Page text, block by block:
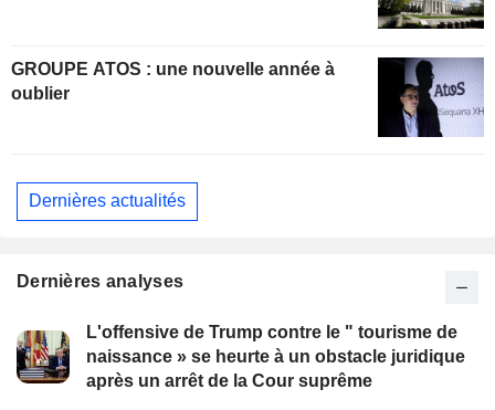
GROUPE ATOS : une nouvelle année à
oublier
Dernières actualités
Dernières analyses
L'offensive de Trump contre le " tourisme de
naissance » se heurte à un obstacle juridique
après un arrêt de la Cour suprême